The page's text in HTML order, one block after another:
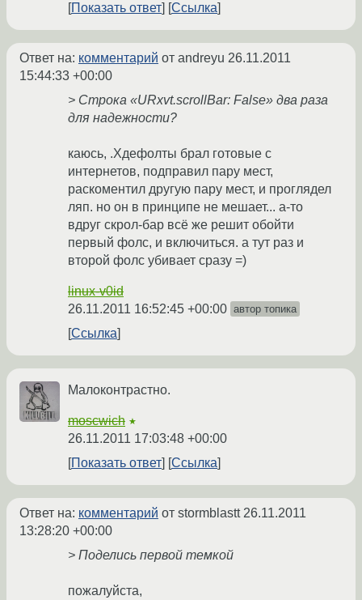
Показать ответ
Ссылка
Ответ на: комментарий от andreyu 26.11.2011
15:44:33 +00:00
> Строка «URxvt.scrollBar: False» два раза
для надежности?
каюсь, .Хдефолты брал готовые с
интернетов, подправил пару мест,
раскоментил другую пару мест, и проглядел
ляп. но он в принципе не мешает... а-то
вдруг скрол-бар всё же решит обойти
первый фолс, и включиться. а тут раз и
второй фолс убивает сразу =)
linux-v0id
26.11.2011 16:52:45 +00:00 автор топика
Ссылка
Малоконтрастно.
moscwich ★
26.11.2011 17:03:48 +00:00
Показать ответ
Ссылка
Ответ на: комментарий от stormblastt 26.11.2011
13:28:20 +00:00
> Поделись первой темкой
пожалуйста,